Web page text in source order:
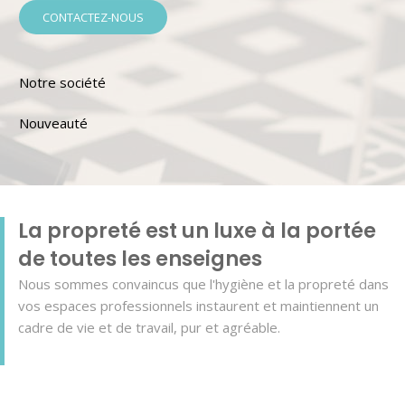
CONTACTEZ-NOUS
Notre société
Nouveauté
La propreté est un luxe à la portée
de toutes les enseignes
Nous sommes convaincus que l'hygiène et la propreté dans
vos espaces professionnels instaurent et maintiennent un
cadre de vie et de travail, pur et agréable.